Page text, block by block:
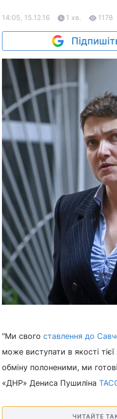
14:05, 15.12.16 1 хв. 1178
"Ми свого ставлення до
може виступати в якості
обміну полоненими, ми
«ДНР» Дениса Пушиліна
ЧИТАЙТЕ